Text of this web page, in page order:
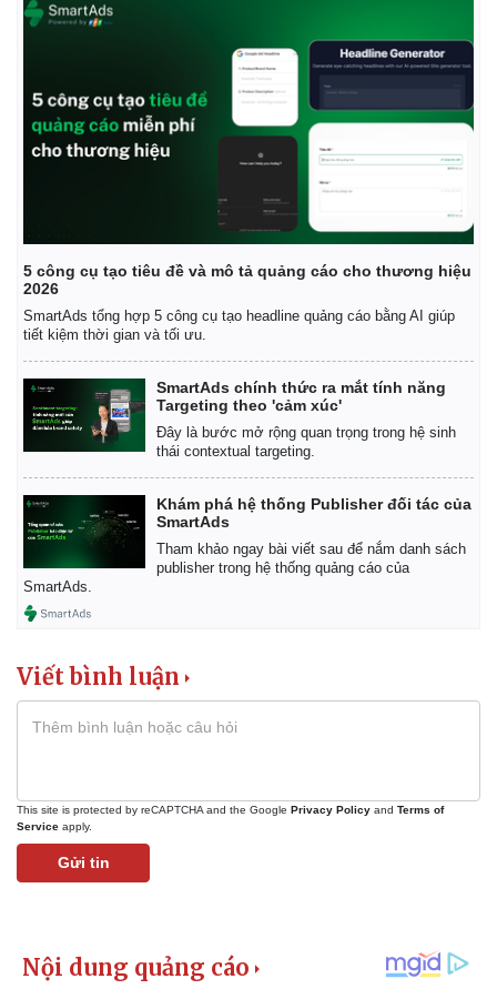
Pháp luật
Quân sự - Quốc phòng
5 công cụ tạo tiêu đề và mô tả quảng cáo cho thương hiệu
2026
SmartAds tổng hợp 5 công cụ tạo headline quảng cáo bằng AI giúp
tiết kiệm thời gian và tối ưu.
SmartAds chính thức ra mắt tính năng
Targeting theo 'cảm xúc'
Đây là bước mở rộng quan trọng trong hệ sinh
thái contextual targeting.
Khám phá hệ thống Publisher đối tác của
SmartAds
Tham khảo ngay bài viết sau để nắm danh sách
publisher trong hệ thống quảng cáo của
SmartAds.
Viết bình luận
This site is protected by reCAPTCHA and the Google Privacy Policy and Terms of
Service apply.
Gửi tin